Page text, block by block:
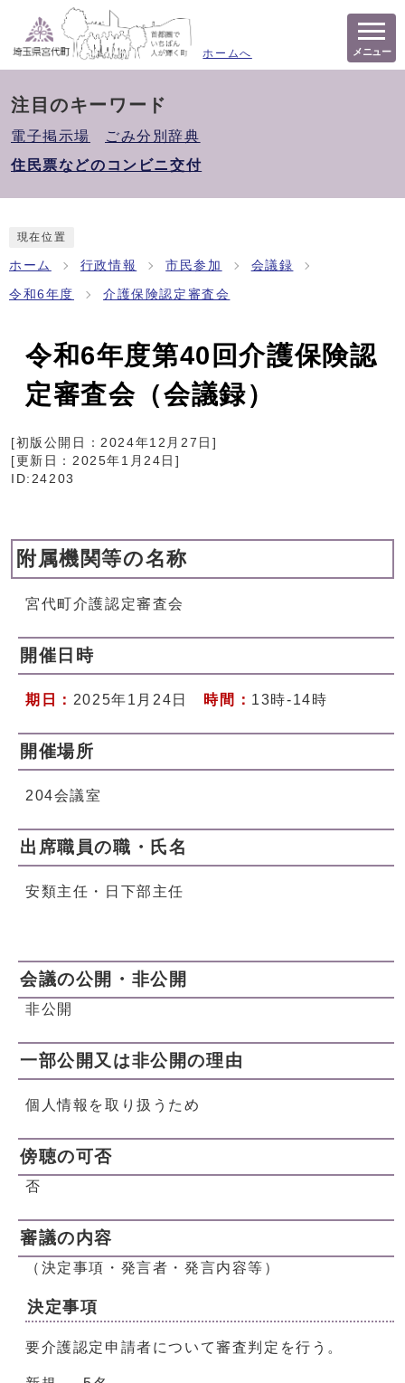
ホームへ メニュー
注目のキーワード
電子掲示場
ごみ分別辞典
住民票などのコンビニ交付
現在位置
ホーム 行政情報 市民参加 会議録
令和6年度 介護保険認定審査会
令和6年度第40回介護保険認
定審査会（会議録）
[初版公開日：2024年12月27日 ]
[更新日： 2025年1月24日 ]
ID:24203
附属機関等の名称
宮代町介護認定審査会
開催日時
期日： 2025年1月24日 時間： 13時-14時
開催場所
204会議室
出席職員の職・氏名
安類主任・日下部主任
会議の公開・非公開
非公開
一部公開又は非公開の理由
個人情報を取り扱うため
傍聴の可否
否
審議の内容
（決定事項・発言者・発言内容等）
決定事項
要介護認定申請者について審査判定を行う。